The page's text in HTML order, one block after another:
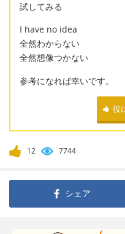
試してみる
I have no idea
全然わからない
全然想像つかない
参考になれば幸いです。
役
12 7744
シェア